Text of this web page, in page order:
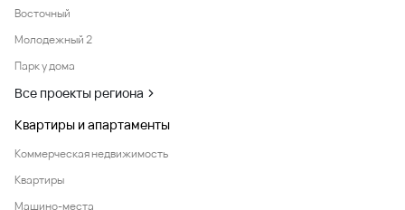
Восточный
Молодежный 2
Парк у дома
Все проекты региона
Квартиры и апартаменты
Коммерческая недвижимость
Квартиры
Машино-места